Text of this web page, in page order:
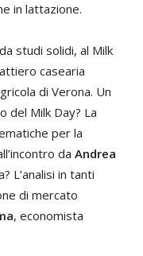
in lattazione.
studi solidi, al Milk
casearia
di Verona. Un
del Milk Day? La
per la
da Andrea
L’analisi in tanti
di mercato
, economista